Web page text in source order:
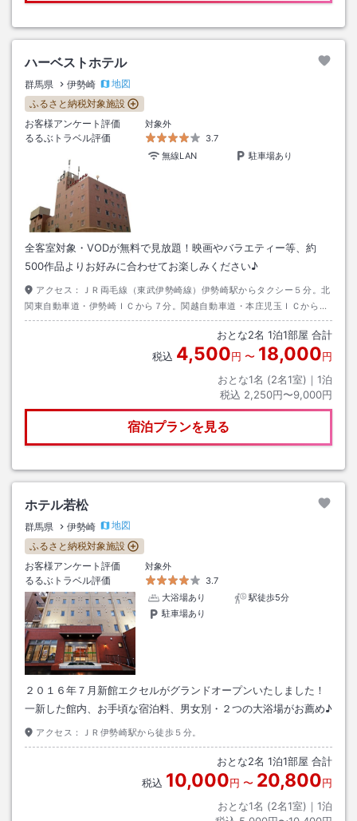
ハーベストホテル
群馬県 伊勢崎
地図
ふるさと納税対象施設
お客様アンケート評価
対象外
るるぶトラベル評価
3.7
無線LAN
駐車場あり
全客室対象・VODが無料で見放題！映画やバラエティー等、約
500作品よりお好みに合わせてお楽しみください♪
アクセス：
ＪＲ両毛線（東武伊勢崎線）伊勢崎駅からタクシー５分。北
関東自動車道・伊勢崎ＩＣから７分。関越自動車道・本庄児玉ＩＣから３
５分
おとな2名 1泊1部屋 合計
税込 4,500円 〜 18,000円
おとな1名 (2名1室)｜ 1泊
税込 2,250円〜9,000円
宿泊プランを見る
ホテル若松
群馬県 伊勢崎
地図
ふるさと納税対象施設
お客様アンケート評価
対象外
るるぶトラベル評価
3.7
大浴場あり
駅徒歩5分
駐車場あり
２０１６年７月新館エクセルがグランドオープンいたしました！
一新した館内、お手頃な宿泊料、男女別・２つの大浴場がお薦め♪
アクセス： ＪＲ伊勢崎駅から徒歩５分。
おとな2名 1泊1部屋 合計
税込 10,000円 〜 20,800円
おとな1名 (2名1室)｜ 1泊